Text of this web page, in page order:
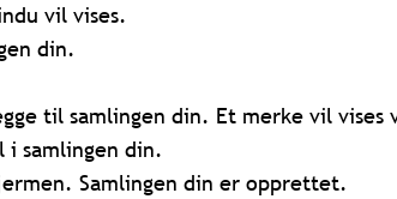
vil vises.
din.
til samlingen din. Et merke vil vises
samlingen din.
Samlingen din er opprettet.